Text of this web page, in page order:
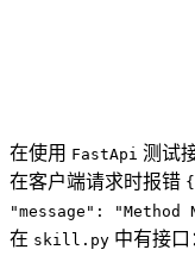
在使用 FastApi 测试
在客户端请求时报错
"message": "Method
在 skill.py 中有接口